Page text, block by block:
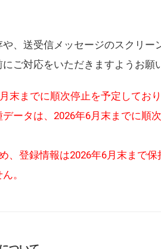
、送受信メッセージのスクリー
ご対応をいただきますようお願
末までに順次停止を予定しており
ータは、2026年6月末までに順
、登録情報は2026年6月末まで
。